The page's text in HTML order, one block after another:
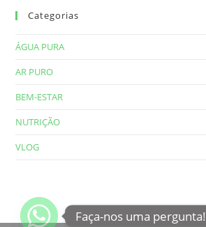
Categorias
ÁGUA PURA
AR PURO
BEM-ESTAR
NUTRIÇÃO
VLOG
Faça-nos uma pergunta!